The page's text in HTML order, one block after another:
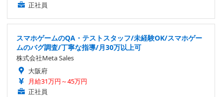
正社員
スマホゲームのQA・テストスタッフ/未経験OK/スマホゲー
ムのバグ調査/丁寧な指導/月30万以上可
株式会社Meta Sales
大阪府
月給31万円～45万円
正社員